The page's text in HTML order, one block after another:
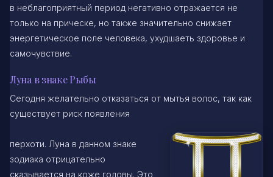
в неблагоприятный период негативно отражается не
только на прическе, но также значительно снижает
энергетическое поле человека, ухудшаеть здоровье и
самочувствие.
Луна в знаке Рыбы
Сегодня желательно отказаться от мытья волос, так как
существует риск появления
перхоти. Луна в данном знаке
зодиака отрицательно
сказывается на коже головы. Это